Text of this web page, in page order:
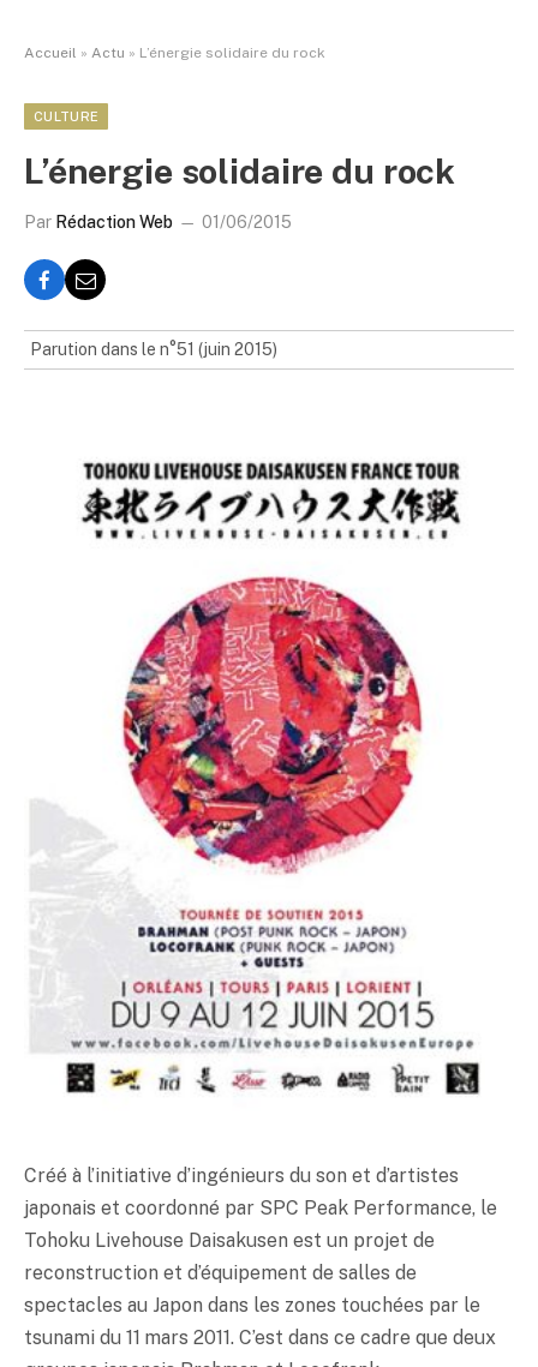
Accueil » Actu » L’énergie solidaire du rock
CULTURE
L’énergie solidaire du rock
Par Rédaction Web 01/06/2015
Parution dans le n°51 (juin 2015)
Créé à l’initiative d’ingénieurs du son et d’artistes
japonais et coordonné par SPC Peak Performance, le
Tohoku Livehouse Daisakusen est un projet de
reconstruction et d’équipement de salles de
spectacles au Japon dans les zones touchées par le
tsunami du 11 mars 2011. C’est dans ce cadre que deux